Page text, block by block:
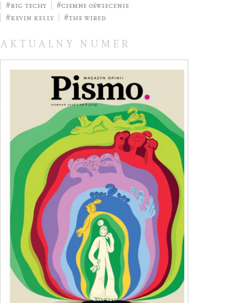
#big techy
#Ciemne oświecenie
#Kevin Kelly
#the Wired
AKTUALNY NUMER